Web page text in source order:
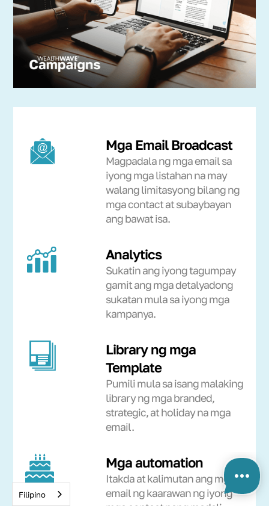
Mga Email Broadcast
Magpadala ng mga email sa
iyong mga listahan na may
walang limitasyong bilang ng
mga contact at subaybayan
ang bawat isa.
Analytics
Sukatin ang iyong tagumpay
gamit ang mga detalyadong
sukatan mula sa iyong mga
kampanya.
Library ng mga
Template
Pumili mula sa isang malaking
library ng mga branded,
strategic, at holiday na mga
email.
Mga automation
Itakda at kalimutan ang mga
email ng kaarawan ng iyong
Filipino